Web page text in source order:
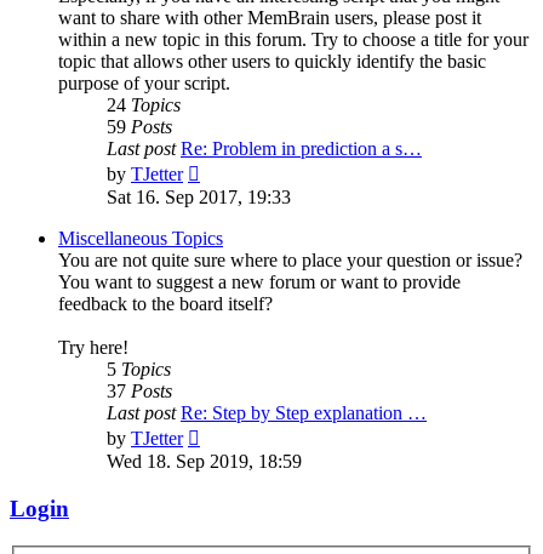
want to share with other MemBrain users, please post it
within a new topic in this forum. Try to choose a title for your
topic that allows other users to quickly identify the basic
purpose of your script.
24 Topics
59 Posts
Last post Re: Problem in prediction a s…
by TJetter
the
post
Sat 16. Sep 2017, 19:33
Miscellaneous Topics
You are not quite sure where to place your question or issue?
You want to suggest a new forum or want to provide
feedback to the board itself?
Try here!
5 Topics
37 Posts
Last post Re: Step by Step explanation …
by TJetter
the
latest
Wed 18. Sep 2019, 18:59
Login